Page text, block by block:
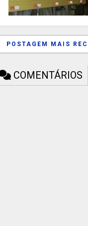
POSTAGEM MAIS
COMENTÁRIOS